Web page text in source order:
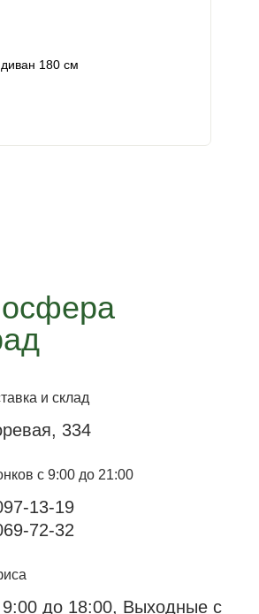
180 см
и склад
334
с 9:00 до 21:00
13-19
72-32
9:00 до 18:00, Выходные с